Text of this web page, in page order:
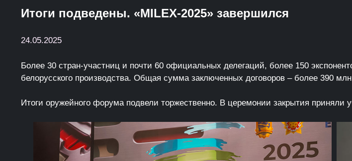
Итоги подведены. «MILEX-2025» завершился
24.05.2025
Более 30 стран-участниц и почти 60 официальных делегаций, более 150
белорусского производства. Общая сумма заключенных договоров – более 390
Итоги оружейного форума подвели торжественно. В церемонии закрытия приняли